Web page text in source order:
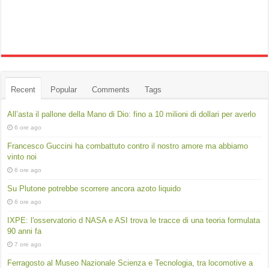
Recent Popular Comments Tags
All’asta il pallone della Mano di Dio: fino a 10 milioni di dollari per averlo
6 ore ago
Francesco Guccini ha combattuto contro il nostro amore ma abbiamo
vinto noi
6 ore ago
Su Plutone potrebbe scorrere ancora azoto liquido
6 ore ago
IXPE: l'osservatorio d NASA e ASI trova le tracce di una teoria formulata
90 anni fa
7 ore ago
Ferragosto al Museo Nazionale Scienza e Tecnologia, tra locomotive a